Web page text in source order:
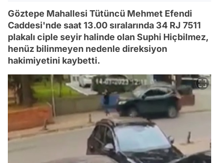
Göztepe Mahallesi Tütüncü Mehmet Efendi
Caddesi'nde saat 13.00 sıralarında 34 RJ 7511
plakalı ciple seyir halinde olan Suphi Hiçbilmez,
henüz bilinmeyen nedenle direksiyon
hakimiyetini kaybetti.